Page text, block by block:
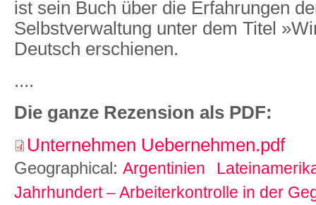
ist sein Buch über die Erfahrungen
Selbstverwaltung unter dem Titel
Deutsch erschienen.
....
Die ganze Rezension als PDF:
Unternehmen Uebernehmen.pdf
Geographical: Argentinien
Jahrhundert – Arbeiterkontrolle in der